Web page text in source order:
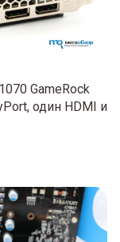
GameRock
один HDMI и